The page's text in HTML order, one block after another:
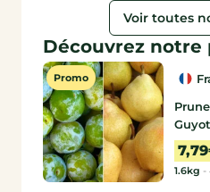
Voir toutes
Découvrez notre
Promo
Guyot
1.6kg -